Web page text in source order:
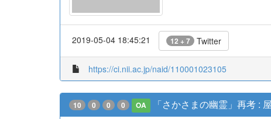
2019-05-04 18:45:21 12 + 7 Twitter
https://ci.nii.ac.jp/naid/110001023105
10 0 0 0 OA 「さかさまの幽霊」再考 :